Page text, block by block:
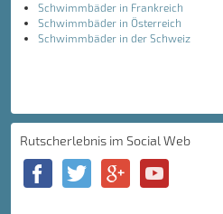
Schwimmbäder in Frankreich
Schwimmbäder in Österreich
Schwimmbäder in der Schweiz
Rutscherlebnis im Social Web